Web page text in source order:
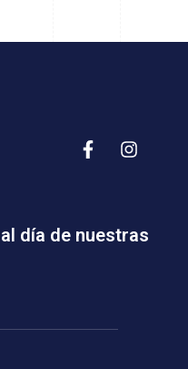
día de nuestras